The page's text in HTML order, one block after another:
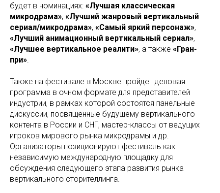
будет в номинациях: «Лучшая классическая
микродрама», «Лучший жанровый вертикальный
сериал/микродрама», «Самый яркий персонаж»,
«Лучший анимационный вертикальный сериал»,
«Лучшее вертикальное реалити», а также «Гран-
при».
Также на фестивале в Москве пройдет деловая
программа в очном формате для представителей
индустрии, в рамках которой состоятся панельные
дискуссии, посвященные будущему вертикального
контента в России и СНГ, мастер-классы от ведущих
игроков мирового рынка микродрамы и др.
Организаторы позиционируют фестиваль как
независимую международную площадку для
обсуждения следующего этапа развития рынка
вертикального сторителлинга.